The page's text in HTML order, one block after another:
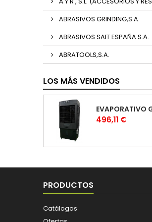
ABRASIVOS GRINDING,S.A.
ABRASIVOS SAIT ESPAÑA S.A.
ABRATOOLS,S.A.
LOS MÁS VENDIDOS
Precio
496,11 €
PRODUCTOS
Catálogos